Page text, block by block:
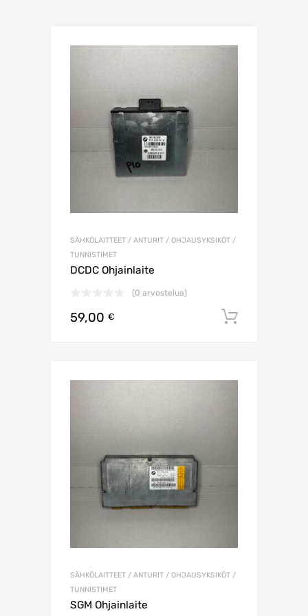
SÄHKÖLAITTEET / ANTURIT / OHJAUSYKSIKÖT /
TUNNISTIMET
DCDC Ohjainlaite
(0 arvostelua)
59,00 €
SÄHKÖLAITTEET / ANTURIT / OHJAUSYKSIKÖT /
TUNNISTIMET
SGM Ohjainlaite